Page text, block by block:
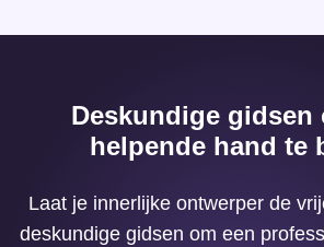
Deskundige gidsen
helpende hand te
Laat je innerlijke ontwerper de
deskundige gidsen om een